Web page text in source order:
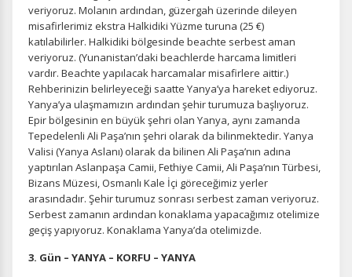
veriyoruz. Molanın ardından, güzergah üzerinde dileyen
misafirlerimiz ekstra Halkidiki Yüzme turuna (25 €)
katılabilirler. Halkidiki bölgesinde beachte serbest aman
veriyoruz. (Yunanistan’daki beachlerde harcama limitleri
vardır. Beachte yapılacak harcamalar misafirlere aittir.)
Rehberinizin belirleyeceği saatte Yanya’ya hareket ediyoruz.
Yanya’ya ulaşmamızın ardından şehir turumuza başlıyoruz.
Epir bölgesinin en büyük şehri olan Yanya, aynı zamanda
Tepedelenli Ali Paşa’nın şehri olarak da bilinmektedir. Yanya
Valisi (Yanya Aslanı) olarak da bilinen Ali Paşa’nın adına
yaptırılan Aslanpaşa Camii, Fethiye Camii, Ali Paşa’nın Türbesi,
Bizans Müzesi, Osmanlı Kale İçi göreceğimiz yerler
arasındadır. Şehir turumuz sonrası serbest zaman veriyoruz.
Serbest zamanın ardından konaklama yapacağımız otelimize
geçiş yapıyoruz. Konaklama Yanya’da otelimizde.
3. Gün – YANYA – KORFU – YANYA